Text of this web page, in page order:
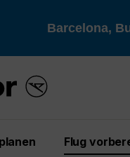
Barcelona,
Flug